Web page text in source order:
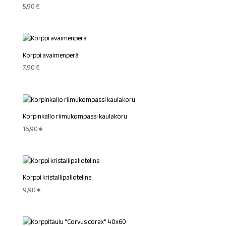
5,90€
Korppi avaimenperä
7,90€
Korpinkallo riimukompassi kaulakoru
16,90€
Korppi kristallipalloteline
9,90€